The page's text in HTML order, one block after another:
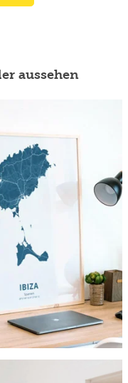
aussehen